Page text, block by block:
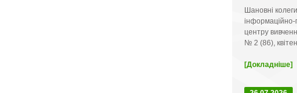
Шановні
інформаційно-
центру
№ 2 (86),
[Докладніше]